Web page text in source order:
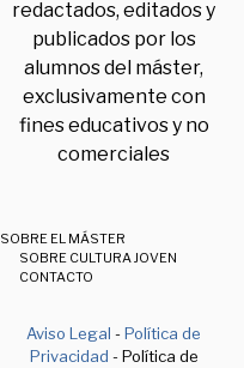
redactados, editados y
publicados por los
alumnos del máster,
exclusivamente con
fines educativos y no
comerciales
SOBRE EL MÁSTER
SOBRE CULTURA JOVEN
CONTACTO
Aviso Legal -Política de
Privacidad - Política de